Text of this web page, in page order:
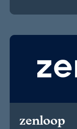
zenloop